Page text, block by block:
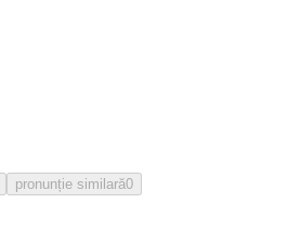
pronunție similară0